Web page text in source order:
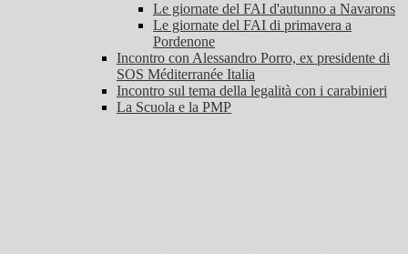
Le giornate del FAI d'autunno a Navarons
Le giornate del FAI di primavera a
Pordenone
Incontro con Alessandro Porro, ex presidente di
SOS Méditerranée Italia
Incontro sul tema della legalità con i carabinieri
La Scuola e la PMP